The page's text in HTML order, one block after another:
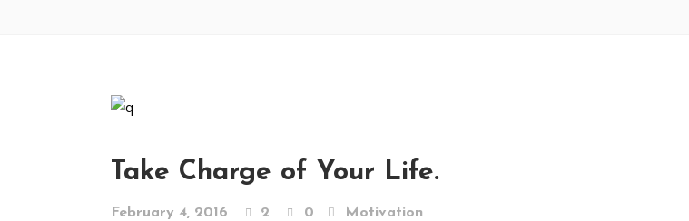
Take Charge of Your Life.
February 4, 2016 2 0 Motivation